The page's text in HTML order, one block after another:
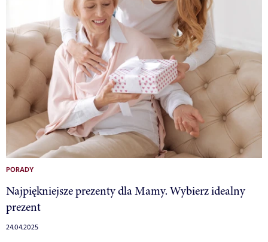
PORADY
Najpiękniejsze prezenty dla Mamy. Wybierz idealny
prezent
24.04.2025